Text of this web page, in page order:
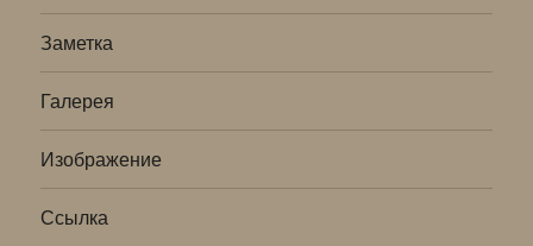
Заметка
Галерея
Изображение
Ссылка